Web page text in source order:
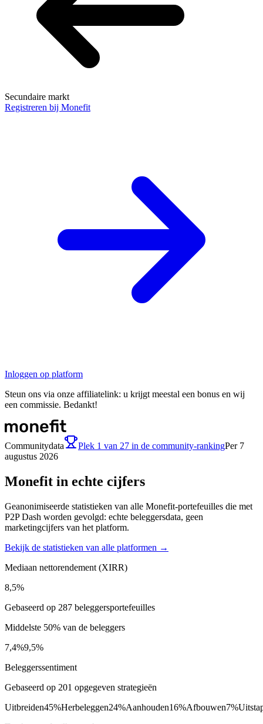
Secundaire markt
Registreren bij Monefit
Inloggen op platform
Steun ons via onze affiliatelink: u krijgt meestal een bonus en wij
een commissie. Bedankt!
Communitydata Plek 1 van 27 in de community-rankingPer 7
augustus 2026
Monefit in echte cijfers
Geanonimiseerde statistieken van alle Monefit-portefeuilles die met
P2P Dash worden gevolgd: echte beleggersdata, geen
marketingcijfers van het platform.
Bekijk de statistieken van alle platformen →
Mediaan nettorendement (XIRR)
8,5%
Gebaseerd op 287 beleggersportefeuilles
Middelste 50% van de beleggers
7,4%9,5%
Beleggerssentiment
Gebaseerd op 201 opgegeven strategieën
Uitbreiden45%Herbeleggen24%Aanhouden16%Afbouwen7%